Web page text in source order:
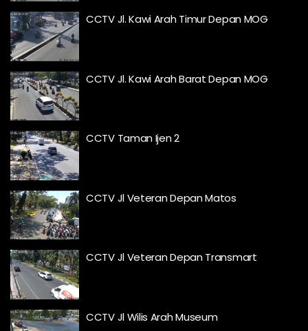
CCTV Jl. Kawi Arah Timur Depan MOG
CCTV Jl. Kawi Arah Barat Depan MOG
CCTV Taman Ijen 2
CCTV Jl Veteran Depan Matos
CCTV Jl Veteran Depan Transmart
CCTV Jl Wilis Arah Museum